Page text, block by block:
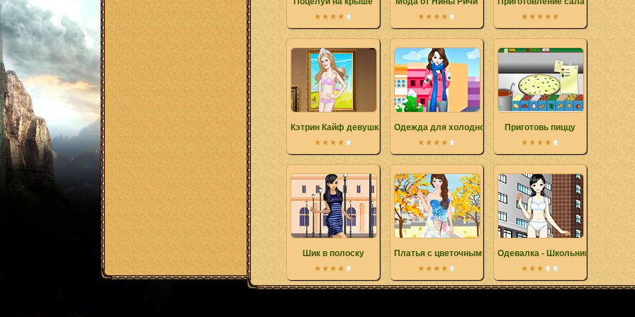
Кэтрин Кайф девушка-БарбиОдежда для холодной зимыПриготовь пиццу
Шик в полоску Платья с цветочными принтамиОдевалка - Школьница